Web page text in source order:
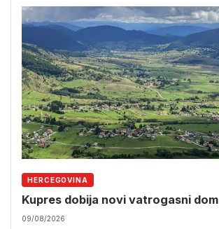
HERCEGOVINA
Kupres dobija novi vatrogasni dom
09/08/2026